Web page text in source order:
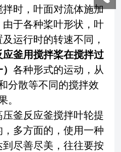
时，叶面对流体施加
于各种桨叶形状，叶
运行时的转速不同，
应釜用搅拌桨在搅拌过
各种形式的运动，从
分散等不同的搅拌效
。
釜反应釜搅拌叶轮提
多方面的，使用一种
尽善尽美，往往要按